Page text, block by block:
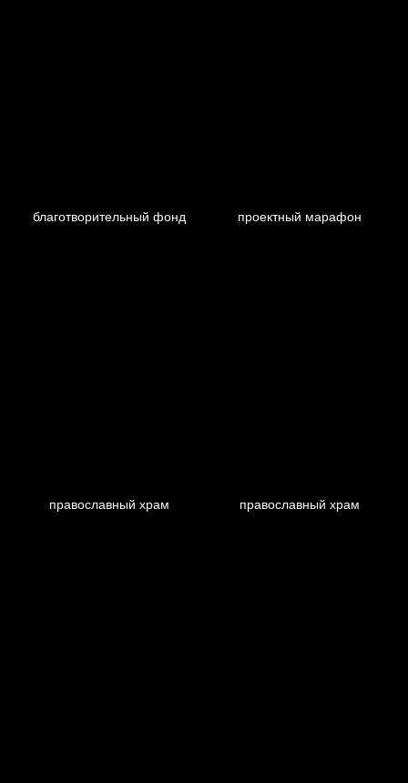
благотворительный фонд проектный марафон
православный храм православный храм